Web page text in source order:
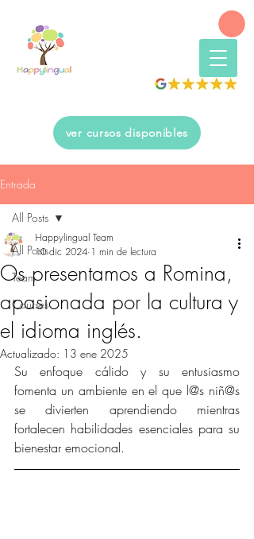
ver cursos disponibles
Entrada
All Posts
Team
Courses
All Posts
Os presentamos a Romina,
apasionada por la cultura y
el idioma inglés.
Happylingual Team
10 dic 2024 1 min de lectura
Actualizado: 13 ene 2025
Su enfoque cálido y su entusiasmo
fomenta un ambiente en el que l@s niñ@s
se divierten aprendiendo mientras
fortalecen habilidades esenciales para su
bienestar emocional.